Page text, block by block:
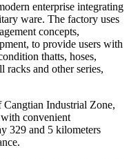
enterprise integrating
ware. The factory uses
concepts,
to provide users with
thatts, hoses,
racks and other series,
Industrial Zone,
convenient
329 and 5 kilometers